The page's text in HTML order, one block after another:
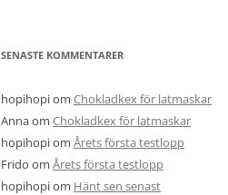
SENASTE KOMMENTARER
hopihopiom Chokladkex för latmaskar
Annaom Chokladkex för latmaskar
hopihopiom Årets första testlopp
Frido om Årets första testlopp
hopihopiom Hänt sen senast